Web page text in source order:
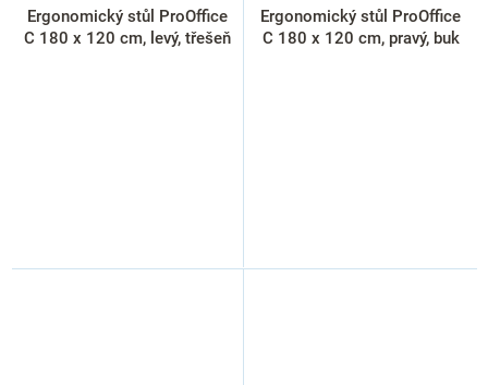
Ergonomický stůl ProOffice
C 180 x 120 cm, levý, třešeň
Ergonomický stůl ProOffice
C 180 x 120 cm, pravý, buk